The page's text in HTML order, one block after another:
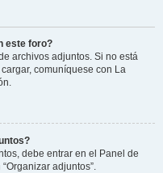
este foro?
archivos adjuntos. Si no está
comuníquese con La
debe entrar en el Panel de
adjuntos”.